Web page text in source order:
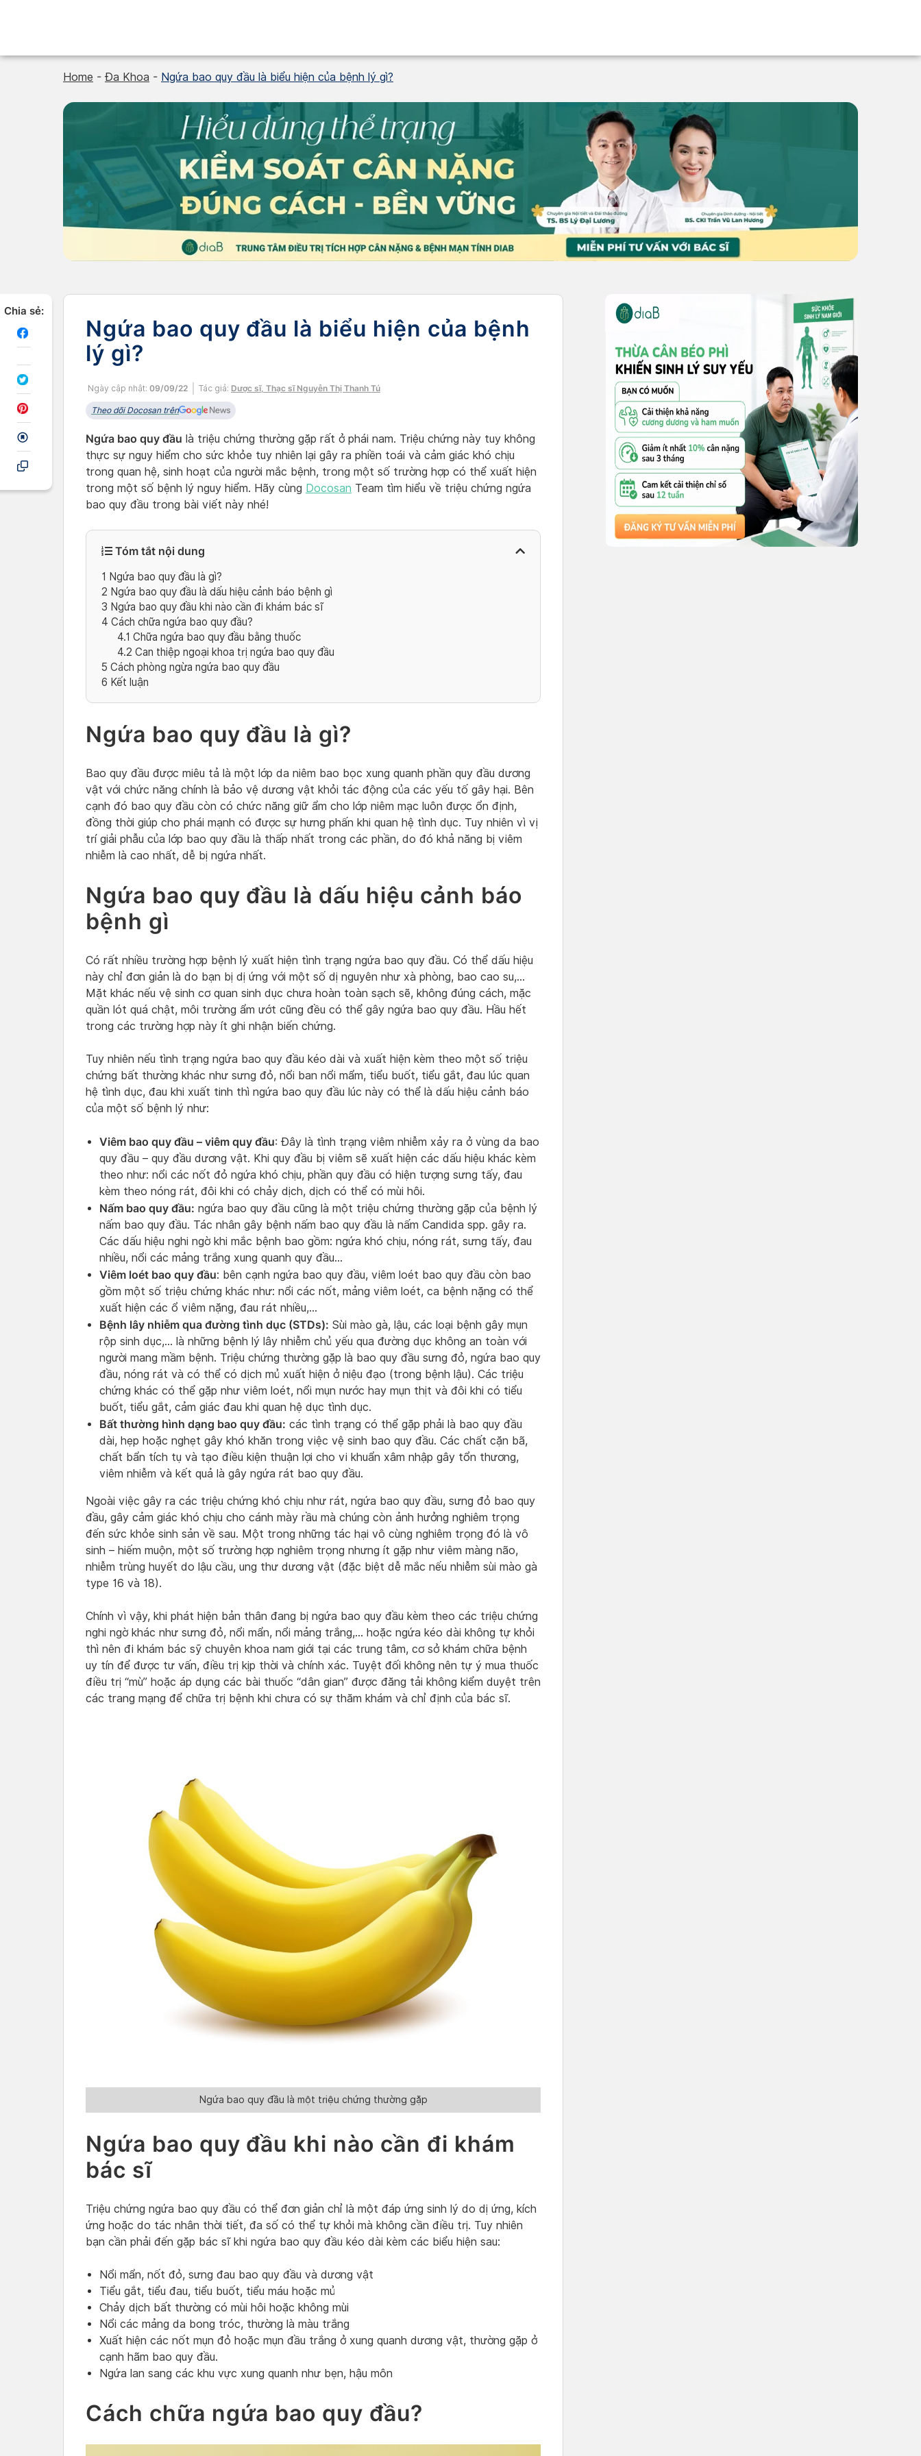
Home - Đa Khoa - Ngứa bao quy đầu là biểu hiện của bệnh lý gì?
Chia sẻ:
Ngứa bao quy đầu là biểu hiện của bệnh
lý gì?
Ngày cập nhật: 09/09/22 Tác giả: Dược sĩ, Thạc sĩ Nguyễn Thị Thanh Tú
Theo dõi Docosan trên
Ngứa bao quy đầu là triệu chứng thường gặp rất ở phái nam. Triệu chứng này tuy không
thực sự nguy hiểm cho sức khỏe tuy nhiên lại gây ra phiền toái và cảm giác khó chịu
trong quan hệ, sinh hoạt của người mắc bệnh, trong một số trường hợp có thể xuất hiện
trong một số bệnh lý nguy hiểm. Hãy cùng Docosan Team tìm hiểu về triệu chứng ngứa
bao quy đầu trong bài viết này nhé!
Tóm tắt nội dung
1 Ngứa bao quy đầu là gì?
2 Ngứa bao quy đầu là dấu hiệu cảnh báo bệnh gì
3 Ngứa bao quy đầu khi nào cần đi khám bác sĩ
4 Cách chữa ngứa bao quy đầu?
4.1 Chữa ngứa bao quy đầu bằng thuốc
4.2 Can thiệp ngoại khoa trị ngứa bao quy đầu
5 Cách phòng ngừa ngứa bao quy đầu
6 Kết luận
Ngứa bao quy đầu là gì?
Bao quy đầu được miêu tả là một lớp da niêm bao bọc xung quanh phần quy đầu dương
vật với chức năng chính là bảo vệ dương vật khỏi tác động của các yếu tố gây hại. Bên
cạnh đó bao quy đầu còn có chức năng giữ ẩm cho lớp niêm mạc luôn được ổn định,
đồng thời giúp cho phái mạnh có được sự hưng phấn khi quan hệ tình dục. Tuy nhiên vì vị
trí giải phẫu của lớp bao quy đầu là thấp nhất trong các phần, do đó khả năng bị viêm
nhiễm là cao nhất, dễ bị ngứa nhất.
Ngứa bao quy đầu là dấu hiệu cảnh báo
bệnh gì
Có rất nhiều trường hợp bệnh lý xuất hiện tình trạng ngứa bao quy đầu. Có thể dấu hiệu
này chỉ đơn giản là do bạn bị dị ứng với một số dị nguyên như xà phòng, bao cao su,…
Mặt khác nếu vệ sinh cơ quan sinh dục chưa hoàn toàn sạch sẽ, không đúng cách, mặc
quần lót quá chật, môi trường ẩm ướt cũng đều có thể gây ngứa bao quy đầu. Hầu hết
trong các trường hợp này ít ghi nhận biến chứng.
Tuy nhiên nếu tình trạng ngứa bao quy đầu kéo dài và xuất hiện kèm theo một số triệu
chứng bất thường khác như sưng đỏ, nổi ban nổi mẩm, tiểu buốt, tiểu gắt, đau lúc quan
hệ tình dục, đau khi xuất tinh thì ngứa bao quy đầu lúc này có thể là dấu hiệu cảnh báo
của một số bệnh lý như:
Viêm bao quy đầu – viêm quy đầu: Đây là tình trạng viêm nhiễm xảy ra ở vùng da bao
quy đầu – quy đầu dương vật. Khi quy đầu bị viêm sẽ xuất hiện các dấu hiệu khác kèm
theo như: nổi các nốt đỏ ngứa khó chịu, phần quy đầu có hiện tượng sưng tấy, đau
kèm theo nóng rát, đôi khi có chảy dịch, dịch có thể có mùi hôi.
Nấm bao quy đầu: ngứa bao quy đầu cũng là một triệu chứng thường gặp của bệnh lý
nấm bao quy đầu. Tác nhân gây bệnh nấm bao quy đầu là nấm Candida spp. gây ra.
Các dấu hiệu nghi ngờ khi mắc bệnh bao gồm: ngứa khó chịu, nóng rát, sưng tấy, đau
nhiều, nổi các mảng trắng xung quanh quy đầu…
Viêm loét bao quy đầu: bên cạnh ngứa bao quy đầu, viêm loét bao quy đầu còn bao
gồm một số triệu chứng khác như: nổi các nốt, mảng viêm loét, ca bệnh nặng có thể
xuất hiện các ổ viêm nặng, đau rát nhiều,…
Bệnh lây nhiễm qua đường tình dục (STDs): Sùi mào gà, lậu, các loại bệnh gây mụn
rộp sinh dục,… là những bệnh lý lây nhiễm chủ yếu qua đường dục không an toàn với
người mang mầm bệnh. Triệu chứng thường gặp là bao quy đầu sưng đỏ, ngứa bao quy
đầu, nóng rát và có thể có dịch mủ xuất hiện ở niệu đạo (trong bệnh lậu). Các triệu
chứng khác có thể gặp như viêm loét, nổi mụn nước hay mụn thịt và đôi khi có tiểu
buốt, tiểu gắt, cảm giác đau khi quan hệ dục tình dục.
Bất thường hình dạng bao quy đầu: các tình trạng có thể gặp phải là bao quy đầu
dài, hẹp hoặc nghẹt gây khó khăn trong việc vệ sinh bao quy đầu. Các chất cặn bã,
chất bẩn tích tụ và tạo điều kiện thuận lợi cho vi khuẩn xâm nhập gây tổn thương,
viêm nhiễm và kết quả là gây ngứa rát bao quy đầu.
Ngoài việc gây ra các triệu chứng khó chịu như rát, ngứa bao quy đầu, sưng đỏ bao quy
đầu, gây cảm giác khó chịu cho cánh mày rầu mà chúng còn ảnh hưởng nghiêm trọng
đến sức khỏe sinh sản về sau. Một trong những tác hại vô cùng nghiêm trọng đó là vô
sinh – hiếm muộn, một số trường hợp nghiêm trọng nhưng ít gặp như viêm màng não,
nhiễm trùng huyết do lậu cầu, ung thư dương vật (đặc biệt dễ mắc nếu nhiễm sùi mào gà
type 16 và 18).
Chính vì vậy, khi phát hiện bản thân đang bị ngứa bao quy đầu kèm theo các triệu chứng
nghi ngờ khác như sưng đỏ, nổi mẩn, nổi mảng trắng,… hoặc ngứa kéo dài không tự khỏi
thì nên đi khám bác sỹ chuyên khoa nam giới tại các trung tâm, cơ sở khám chữa bệnh
uy tín để được tư vấn, điều trị kịp thời và chính xác. Tuyệt đối không nên tự ý mua thuốc
điều trị “mù” hoặc áp dụng các bài thuốc “dân gian” được đăng tải không kiểm duyệt trên
các trang mạng để chữa trị bệnh khi chưa có sự thăm khám và chỉ định của bác sĩ.
Ngứa bao quy đầu là một triệu chứng thường gặp
Ngứa bao quy đầu khi nào cần đi khám
bác sĩ
Triệu chứng ngứa bao quy đầu có thể đơn giản chỉ là một đáp ứng sinh lý do dị ứng, kích
ứng hoặc do tác nhân thời tiết, đa số có thể tự khỏi mà không cần điều trị. Tuy nhiên
bạn cần phải đến gặp bác sĩ khi ngứa bao quy đầu kéo dài kèm các biểu hiện sau:
Nổi mẩn, nốt đỏ, sưng đau bao quy đầu và dương vật
Tiểu gắt, tiểu đau, tiểu buốt, tiểu máu hoặc mủ
Chảy dịch bất thường có mùi hôi hoặc không mùi
Nổi các mảng da bong tróc, thường là màu trắng
Xuất hiện các nốt mụn đỏ hoặc mụn đầu trắng ở xung quanh dương vật, thường gặp ở
cạnh hãm bao quy đầu.
Ngứa lan sang các khu vực xung quanh như bẹn, hậu môn
Cách chữa ngứa bao quy đầu?